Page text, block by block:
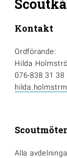
Kontakt
Ordförande:
Hilda
076-838 31 38
Alla